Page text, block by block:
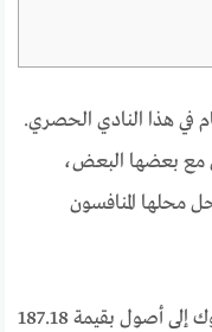
في هذا النادي الحصري.
مع بعضها البعض،
محلها المنافسون
في الوقت الحالي، تحتاج البنوك إلى أصول بقيمة 187.18